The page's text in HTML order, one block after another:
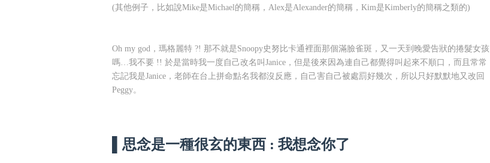
(其他例子，比如說Mike是Michael的簡稱，Alex是Alexander的簡稱，Kim是Kimberly的簡稱之類的)
Oh my god，瑪格麗特 ?! 那不就是Snoopy史努比卡通裡面那個滿臉雀斑，又一天到晚愛告狀的捲髮女孩
嗎…我不要 !! 於是當時我一度自己改名叫Janice，但是後來因為連自己都覺得叫起來不順口，而且常常
忘記我是Janice，老師在台上拼命點名我都沒反應，自己害自己被處罰好幾次，所以只好默默地又改回
Peggy。
▌思念是一種很玄的東西 : 我想念你了